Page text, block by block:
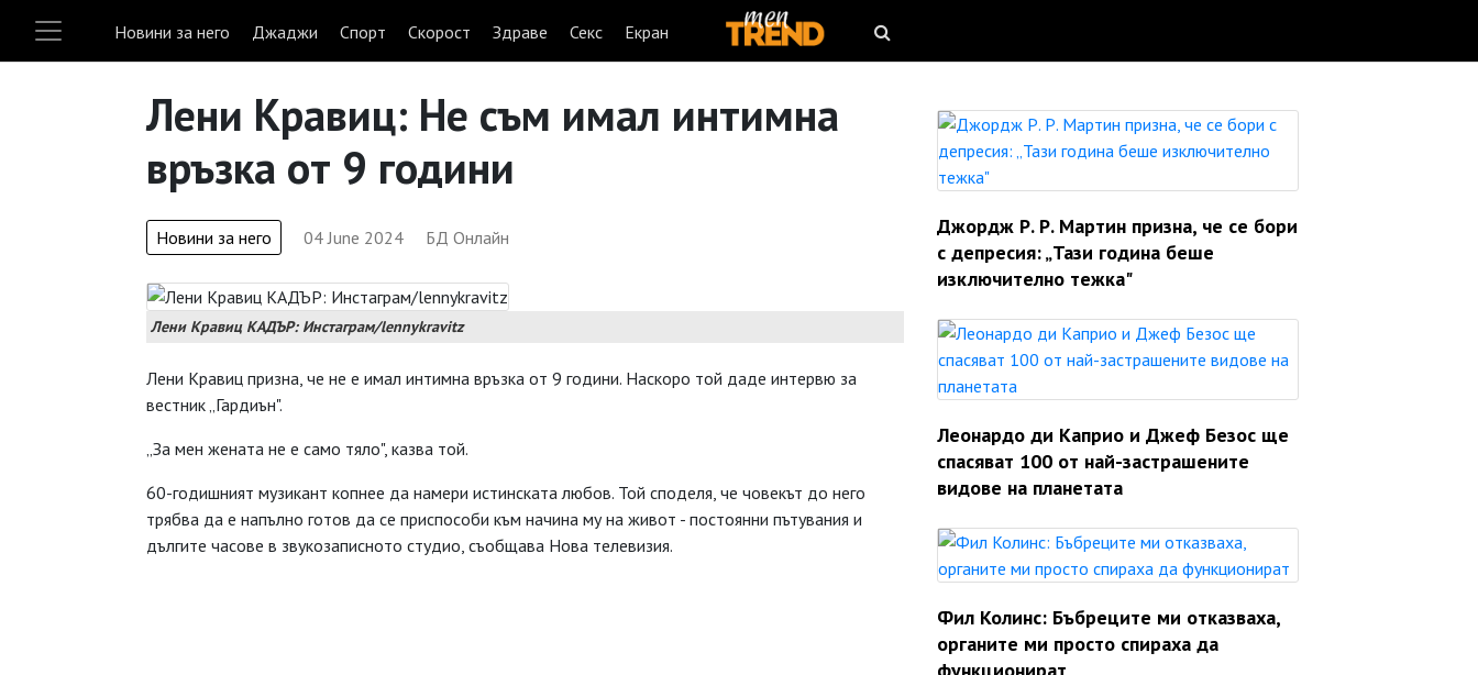
Новини за него Джаджи Спорт Скорост Здраве Секс Екран
Лени Кравиц: Не съм имал интимна
връзка от 9 години
Новини за него 04 June 2024 БД Онлайн
Лени Кравиц КАДЪР: Инстаграм/lennykravitz
Лени Кравиц призна, че не е имал интимна връзка от 9 години. Наскоро той даде интервю за
вестник „Гардиън".
„За мен жената не е само тяло", казва той.
60-годишният музикант копнее да намери истинската любов. Той споделя, че човекът до него
трябва да е напълно готов да се приспособи към начина му на живот - постоянни пътувания и
дългите часове в звукозаписното студио, съобщава Нова телевизия.
Джордж Р. Р. Мартин призна, че се бори
с депресия: „Тази година беше
изключително тежка"
Леонардо ди Каприо и Джеф Безос ще
спасяват 100 от най-застрашените
видове на планетата
Фил Колинс: Бъбреците ми отказваха,
органите ми просто спираха да